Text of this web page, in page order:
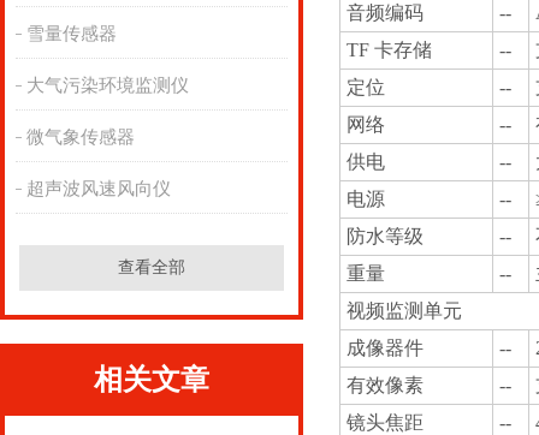
雪量传感器
大气污染环境监测仪
微气象传感器
超声波风速风向仪
查看全部
相关文章
音频编码
--
TF 卡存储
--
定位
--
网络
--
供电
--
电源
--
防水等级
--
重量
--
视频监测单元
成像器件
--
有效像素
--
镜头焦距
--